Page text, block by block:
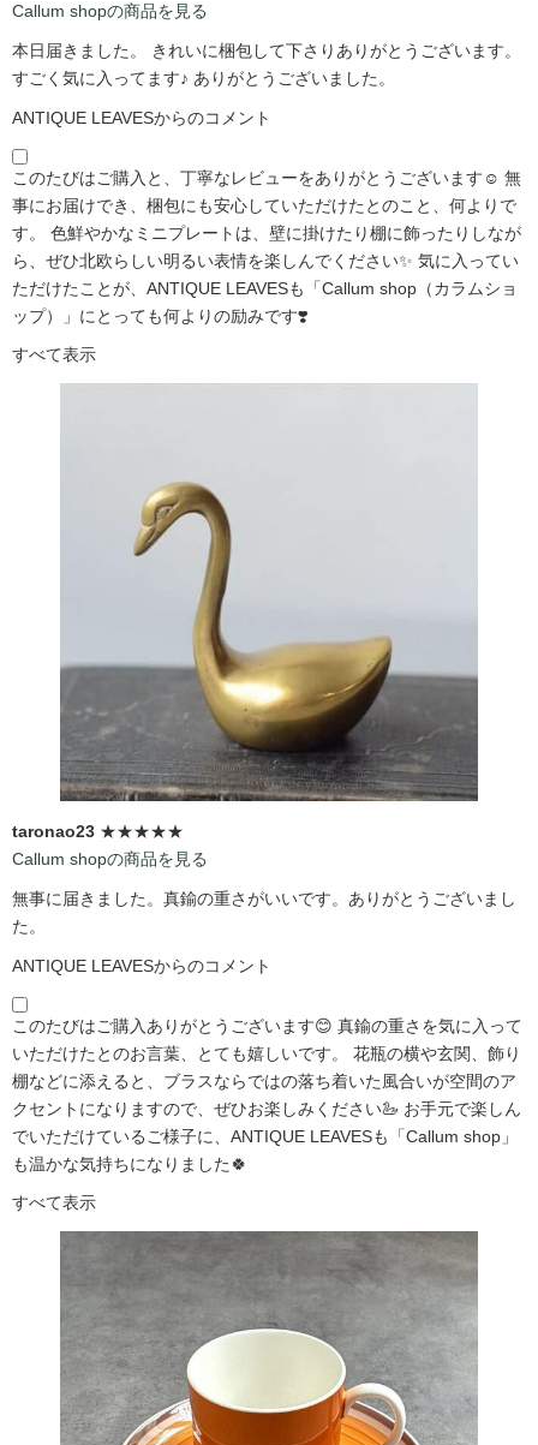
Callum shopの商品を見る
本日届きました。 きれいに梱包して下さりありがとうございます。
すごく気に入ってます♪ ありがとうございました。
ANTIQUE LEAVESからのコメント
このたびはご購入と、丁寧なレビューをありがとうございます☺️ 無
事にお届けでき、梱包にも安心していただけたとのこと、何よりで
す。 色鮮やかなミニプレートは、壁に掛けたり棚に飾ったりしなが
ら、ぜひ北欧らしい明るい表情を楽しんでください✨ 気に入ってい
ただけたことが、ANTIQUE LEAVESも「Callum shop（カラムショ
ップ）」にとっても何よりの励みです❣️
すべて表示
taronao23 ★★★★★
Callum shopの商品を見る
無事に届きました。真鍮の重さがいいです。ありがとうございまし
た。
ANTIQUE LEAVESからのコメント
このたびはご購入ありがとうございます😊 真鍮の重さを気に入って
いただけたとのお言葉、とても嬉しいです。 花瓶の横や玄関、飾り
棚などに添えると、ブラスならではの落ち着いた風合いが空間のア
クセントになりますので、ぜひお楽しみください🦢 お手元で楽しん
でいただけているご様子に、ANTIQUE LEAVESも「Callum shop」
も温かな気持ちになりました🍀
すべて表示